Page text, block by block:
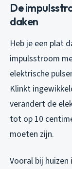
De
daken
Heb je een plat
impulsstroom
elektrische
Klinkt
verandert de
tot op 10
moeten zijn.
Vooral bij